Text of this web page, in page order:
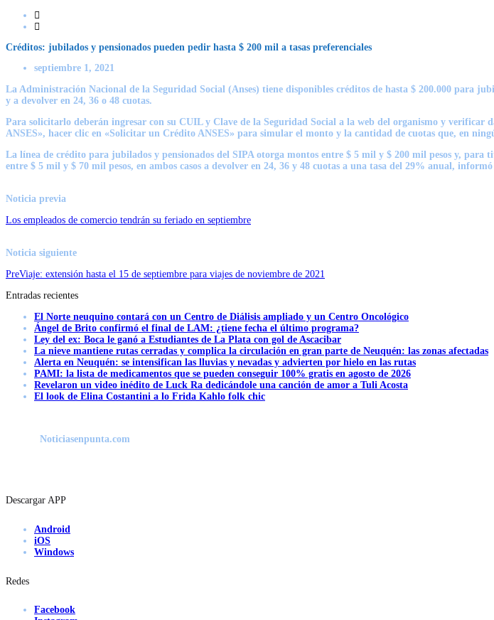
Créditos: jubilados y pensionados pueden pedir hasta $ 200 mil a tasas preferenciales
septiembre 1, 2021
La Administración Nacional de la Seguridad Social (Anses) tiene disponibles créditos de hasta $ 200.000 para
y a devolver en 24, 36 o 48 cuotas.
Para solicitarlo deberán ingresar con su CUIL y Clave de la Seguridad Social a la web del organismo y
ANSES», hacer clic en «Solicitar un Crédito ANSES» para simular el monto y la cantidad de cuotas que, en
La línea de crédito para jubilados y pensionados del SIPA otorga montos entre $ 5 mil y $ 200 mil pesos y,
entre $ 5 mil y $ 70 mil pesos, en ambos casos a devolver en 24, 36 y 48 cuotas a una tasa del 29% anual,
Noticia previa
Los empleados de comercio tendrán su feriado en septiembre
Noticia siguiente
PreViaje: extensión hasta el 15 de septiembre para viajes de noviembre de 2021
Entradas recientes
El Norte neuquino contará con un Centro de Diálisis ampliado y un Centro Oncológico
Ángel de Brito confirmó el final de LAM: ¿tiene fecha el último programa?
Ley del ex: Boca le ganó a Estudiantes de La Plata con gol de Ascacibar
La nieve mantiene rutas cerradas y complica la circulación en gran parte de Neuquén: las zonas afectadas
Alerta en Neuquén: se intensifican las lluvias y nevadas y advierten por hielo en las rutas
PAMI: la lista de medicamentos que se pueden conseguir 100% gratis en agosto de 2026
Revelaron un video inédito de Luck Ra dedicándole una canción de amor a Tuli Acosta
El look de Elina Costantini a lo Frida Kahlo folk chic
Noticiasenpunta.com
Descargar APP
Android
iOS
Windows
Redes
Facebook